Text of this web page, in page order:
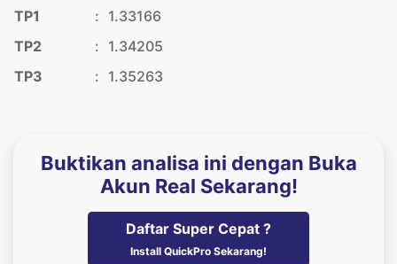
TP1
: 1.33166
TP2
: 1.34205
TP3
: 1.35263
Buktikan analisa ini dengan Buka
Akun Real Sekarang!
Daftar Super Cepat ?
Install QuickPro Sekarang!